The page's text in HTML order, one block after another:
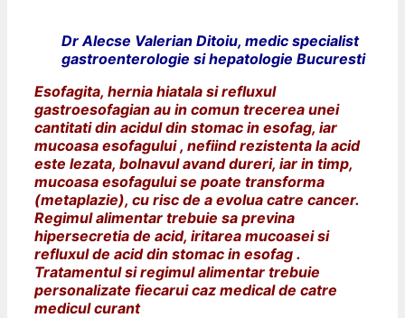
Dr Alecse Valerian Ditoiu, medic specialist
gastroenterologie si hepatologie Bucuresti
Esofagita, hernia hiatala si refluxul
gastroesofagian au in comun trecerea unei
cantitati din acidul din stomac in esofag, iar
mucoasa esofagului , nefiind rezistenta la acid
este lezata, bolnavul avand dureri, iar in timp,
mucoasa esofagului se poate transforma
(metaplazie), cu risc de a evolua catre cancer.
Regimul alimentar trebuie sa previna
hipersecretia de acid, iritarea mucoasei si
refluxul de acid din stomac in esofag .
Tratamentul si regimul alimentar trebuie
personalizate fiecarui caz medical de catre
medicul curant